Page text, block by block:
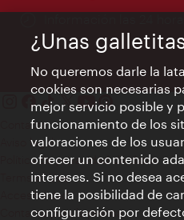
Contacto
Aviso legal
Política de privacidad de datos
Terms of Use
Accesibilidad
Contacto para la prensa
¿Unas
No queremos darle la
cookies son necesarias
mejor servicio posible y
funcionamiento de los
valoraciones de los
ofrecer un contenido
intereses. Si no desea
tiene la posibilidad de
configuración por